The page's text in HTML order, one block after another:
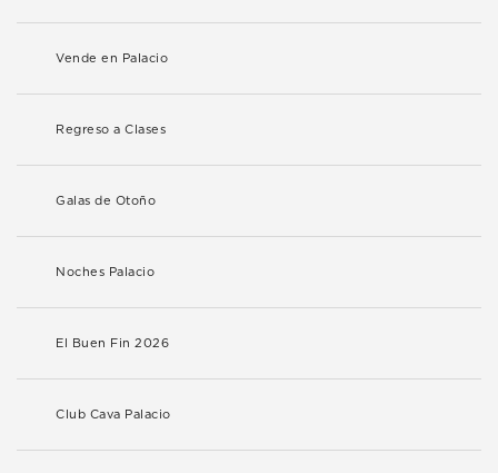
Vende en Palacio
Regreso a Clases
Galas de Otoño
Noches Palacio
El Buen Fin 2026
Club Cava Palacio